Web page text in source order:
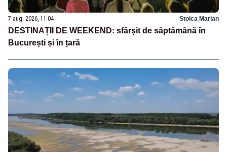
7 aug. 2026, 11:04 Stoica Marian
DESTINAȚII DE WEEKEND: sfârșit de săptămână în
București și în țară